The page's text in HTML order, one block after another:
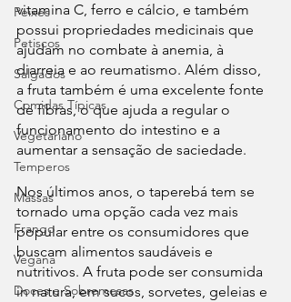
Peixes
Petiscos
Salgados
Comidas Típicas
Vegetariano
Temperos
Massas
Frango
Vegana
Doces e Sobremesas
vitamina C, ferro e cálcio, e também
possui propriedades medicinais que
ajudam no combate à anemia, à
diarreia e ao reumatismo. Além disso,
a fruta também é uma excelente fonte
de fibras, o que ajuda a regular o
funcionamento do intestino e a
aumentar a sensação de saciedade.
Nos últimos anos, o taperebá tem se
tornado uma opção cada vez mais
popular entre os consumidores que
buscam alimentos saudáveis e
nutritivos. A fruta pode ser consumida
in natura, em sucos, sorvetes, geleias e